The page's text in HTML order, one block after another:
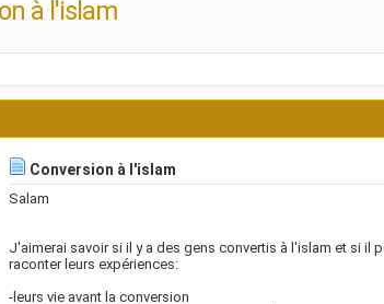
à l'islam
Conversion à l'islam
Salam
J'aimerai savoir si il y a des gens convertis à l'islam et si il
raconter leurs expériences:
-leurs vie avant la conversion